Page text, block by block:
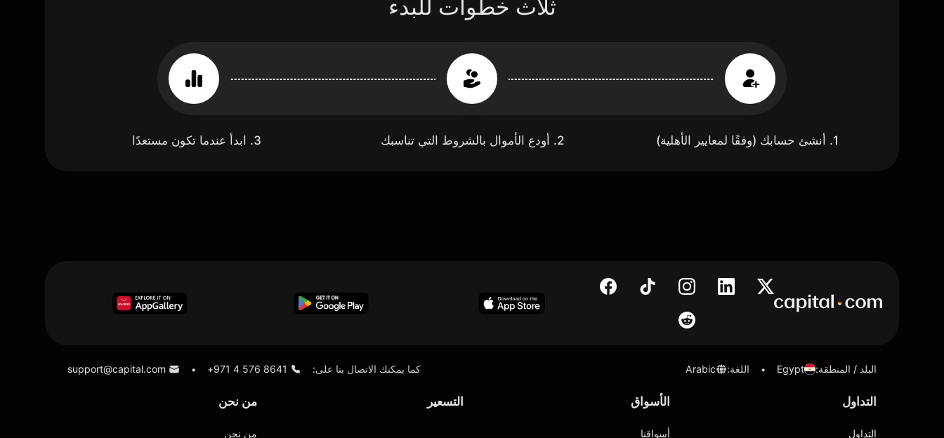
ثلاث خطوات للبدء
1. أنشئ حسابك (وفقًا لمعايير الأهلية) 2. أودع الأموال بالشروط التي تناسبك 3. ابدأ عندما تكون مستعدًا
البلد / المنطقة:
Egypt
• اللغة:
Arabic كما يمكنك الاتصال بنا على: +971 4 576 8641
•
support@capital.com
التداول
التداول
الأسواق
أسواقنا
التسعير من نحن
من نحن